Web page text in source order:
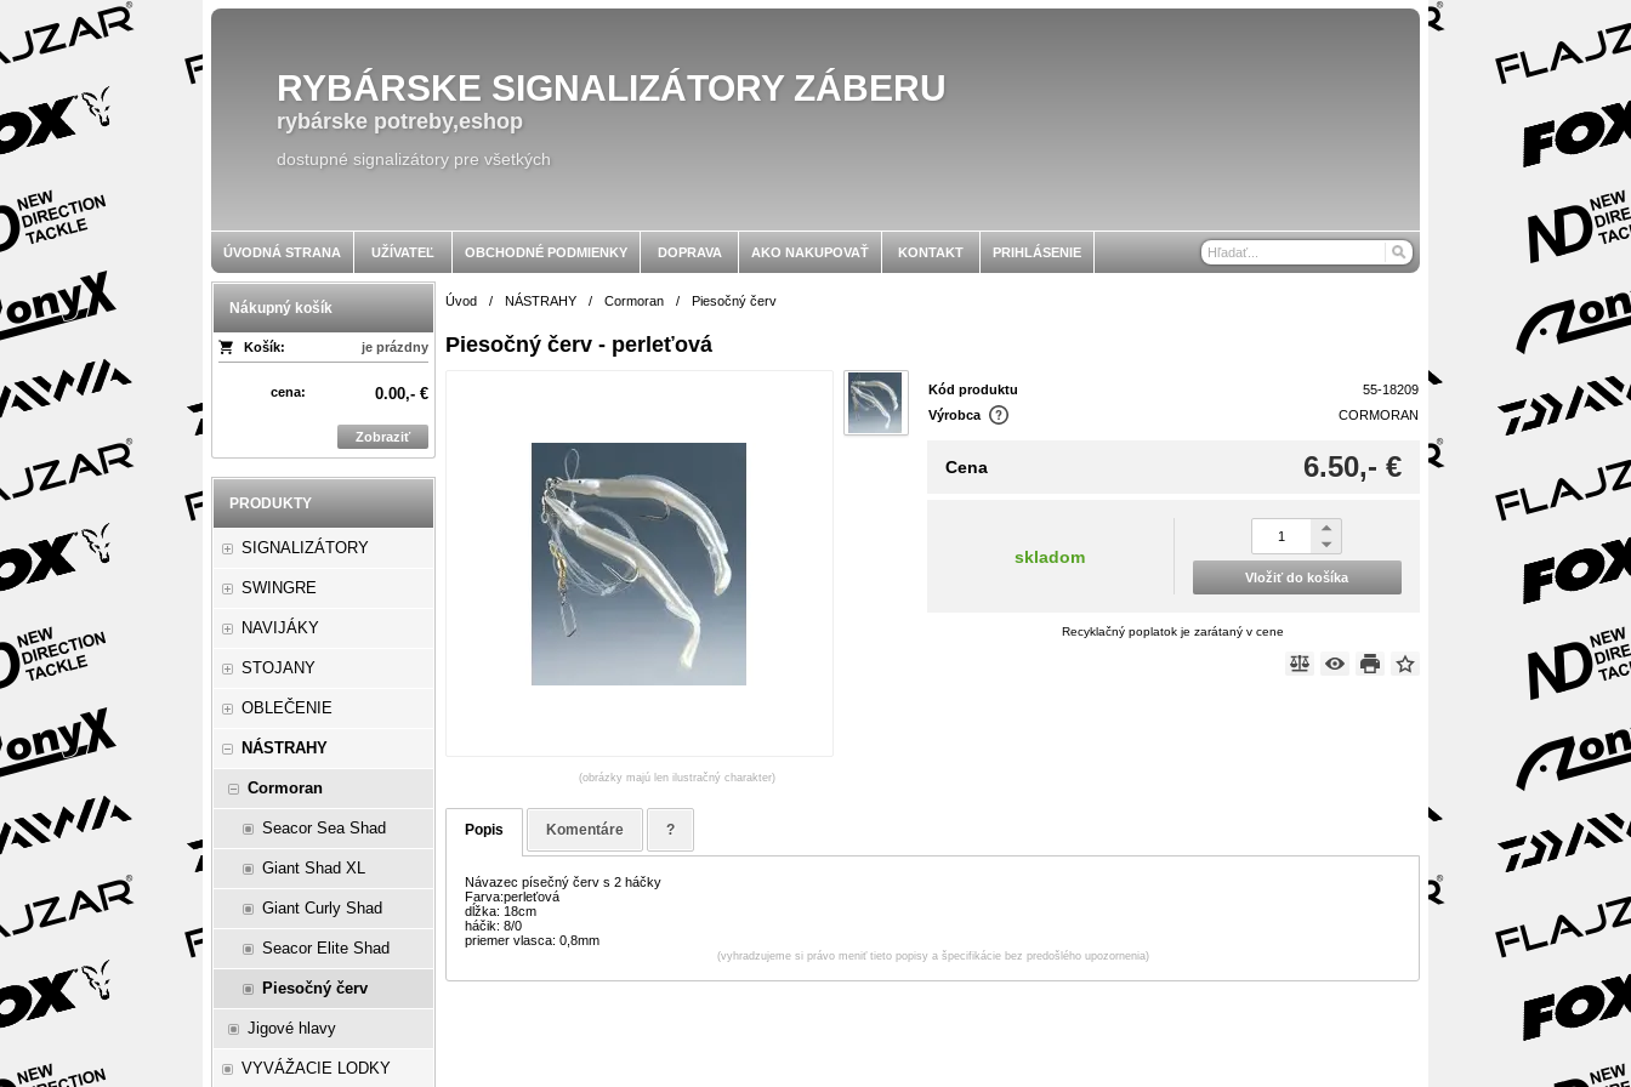
RYBÁRSKE SIGNALIZÁTORY ZÁBERU
rybárske potreby,eshop
dostupné signalizátory pre všetkých
ÚVODNÁ STRANA UŽÍVATEĽ OBCHODNÉ PODMIENKY DOPRAVA AKO NAKUPOVAŤ KONTAKT PRIHLÁSENIE
Nákupný košík
Košík: je prázdny
cena: 0.00,- €
Zobraziť
PRODUKTY
SIGNALIZÁTORY
SWINGRE
NAVIJÁKY
STOJANY
OBLEČENIE
NÁSTRAHY
Cormoran
Seacor Sea Shad
Giant Shad XL
Giant Curly Shad
Seacor Elite Shad
Piesočný červ
Jigové hlavy
VYVÁŽACIE LODKY
Úvod / NÁSTRAHY / Cormoran / Piesočný červ
Piesočný červ - perleťová
(obrázky majú len ilustračný charakter)
Kód produktu
55-18209
Výrobca
CORMORAN
6.50,- €
Cena
skladom
Vložiť do košíka
Recyklačný poplatok je zarátaný v cene
Popis Komentáre ?
Návazec písečný červ s 2 háčky
Farva:perleťová
dĺžka: 18cm
háčik: 8/0
priemer vlasca: 0,8mm
(vyhradzujeme si právo meniť tieto popisy a špecifikácie bez predošlého upozornenia)